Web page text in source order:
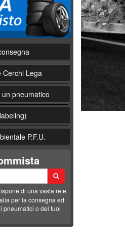
Cerchi Lega
pneumatico
P.F.U.
di una vasta rete
per la consegna ed
pneumatici o dei tuoi